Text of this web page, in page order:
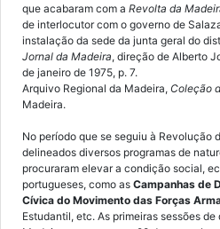
que acabaram com a Revolta da
de interlocutor com o governo de
instalação da sede da junta geral do
Jornal da Madeira, direção de Alberto
de janeiro de 1975, p. 7.
Arquivo Regional da Madeira, Coleção
Madeira.
No período que se seguiu à Revolução
delineados diversos programas de
procuraram elevar a condição social,
portugueses, como as Campanhas de
Cívica do Movimento das Forças
Estudantil, etc. As primeiras sessões